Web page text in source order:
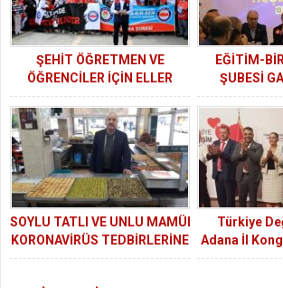
ŞEHİT ÖĞRETMEN VE
ÖĞRENCİLER İÇİN ELLER
SEMAYA YÜKSELDİ
EĞİTİM-
ŞUBESİ
SOYLU TATLI VE UNLU MAMÜLLERİ
KORONAVİRÜS TEDBİRLERİNE
UYGUN OLARAK HİZMET
Türkiye
Adana İl
Sarıgül’ün